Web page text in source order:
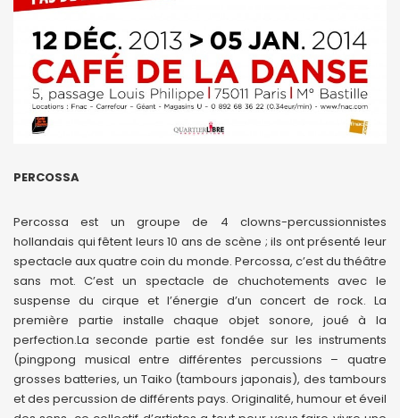
PERCOSSA
Percossa est un groupe de 4 clowns-percussionnistes
hollandais qui fêtent leurs 10 ans de scène ; ils ont présenté leur
spectacle aux quatre coin du monde. Percossa, c’est du théâtre
sans mot. C’est un spectacle de chuchotements avec le
suspense du cirque et l’énergie d’un concert de rock. La
première partie installe chaque objet sonore, joué à la
perfection.La seconde partie est fondée sur les instruments
(pingpong musical entre différentes percussions – quatre
grosses batteries, un Taiko (tambours japonais), des tambours
et des percussion de différents pays. Originalité, humour et éveil